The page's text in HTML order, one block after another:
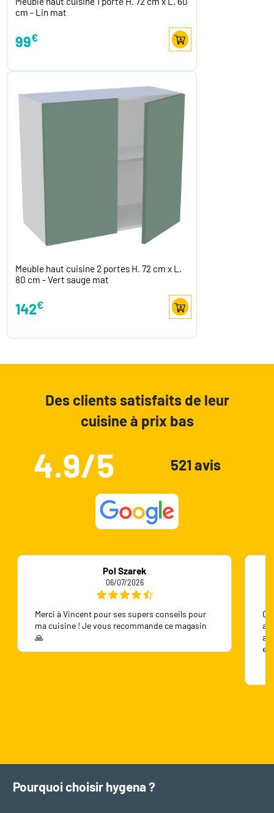
cm - Lin mat
99€
Meuble haut cuisine 2 portes H. 72 cm x L.
80 cm - Vert sauge mat
142€
Des clients satisfaits de leur
cuisine à prix bas
4.9/5 521 avis
Pol Szarek
06/07/2026
Merci à Vincent pour ses supers conseils pour
ma cuisine ! Je vous recommande ce magasin
🙏
Pourquoi choisir hygena ?